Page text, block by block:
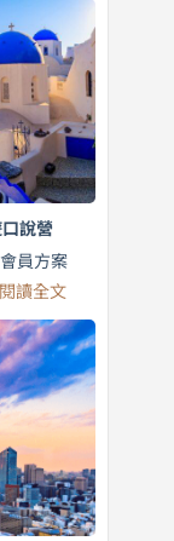
天
說
英
語！
英
商
劍
口
說
營
月
$3,200，
出
國
說營
員方案
閱讀全文:
外
師
帶
英
｜
英
商